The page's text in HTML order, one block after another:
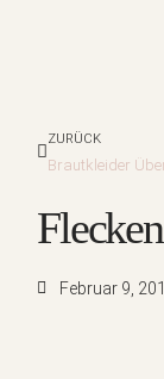
Zurück
ZURÜCK
Brautkleider
Februar 9,